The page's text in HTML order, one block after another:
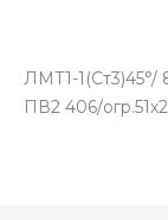
ЛМТ1-
ПВ2 406/